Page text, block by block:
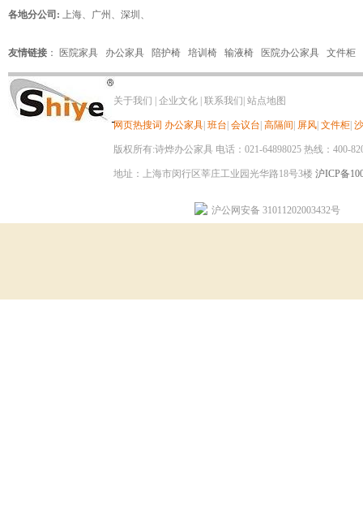
各地分公司: 上海、 广州 、 深圳 、
友情链接 ： 医院家具 办公家具 陪护椅 培训椅 输液椅 医院办公家具 文件柜
关于我们 企业文化 联系我们 站点地图
网页热搜词 办公家具 班台 会议台 高隔间 屏风 文件柜
版权所有:诗烨办公家具 电话：021-64898025 热线：400-
地址：上海市闵行区莘庄工业园光华路18号3楼 沪ICP备
沪公网安备 31011202003432号